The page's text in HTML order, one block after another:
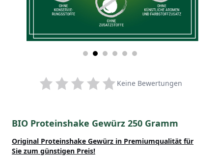
Keine Bewertungen
BIO Proteinshake Gewürz 250 Gramm
Original Proteinshake Gewürz in Premiumqualität für
Sie zum günstigen Preis!